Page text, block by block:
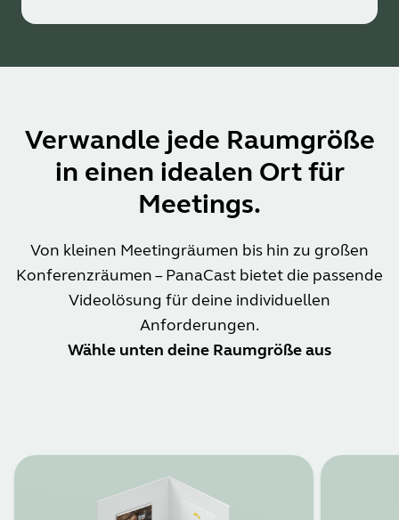
Verwandle jede Raumgröße
in einen idealen Ort für
Meetings.
Von kleinen Meetingräumen bis hin zu großen
Konferenzräumen – PanaCast bietet die passende
Videolösung für deine individuellen
Anforderungen.
Wähle unten deine Raumgröße aus